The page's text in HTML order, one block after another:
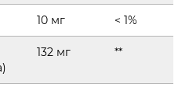
10 мг < 1%
132 мг **